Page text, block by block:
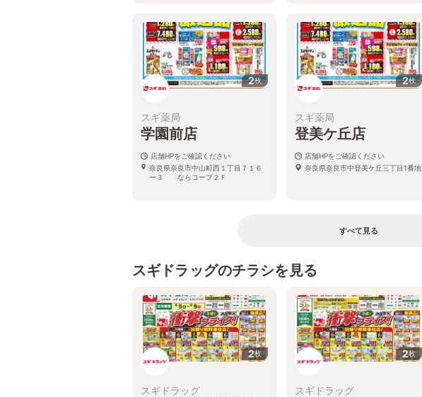
2枚
スギ薬局
学園前店
店舗HPをご確認ください
奈良県奈良市中山町西１丁目７１６
ー３ ならコープ２Ｆ
2枚
スギ薬局
登美ケ丘店
店舗HPをご確認ください
奈良県奈良市中登美ケ丘三丁目1番地
すべて見る
スギドラッグのチラシを見る
2枚
スギドラッグ
2枚
スギドラッグ